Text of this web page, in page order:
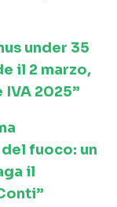
under 35
il 2 marzo,
2025”
fuoco: un
il